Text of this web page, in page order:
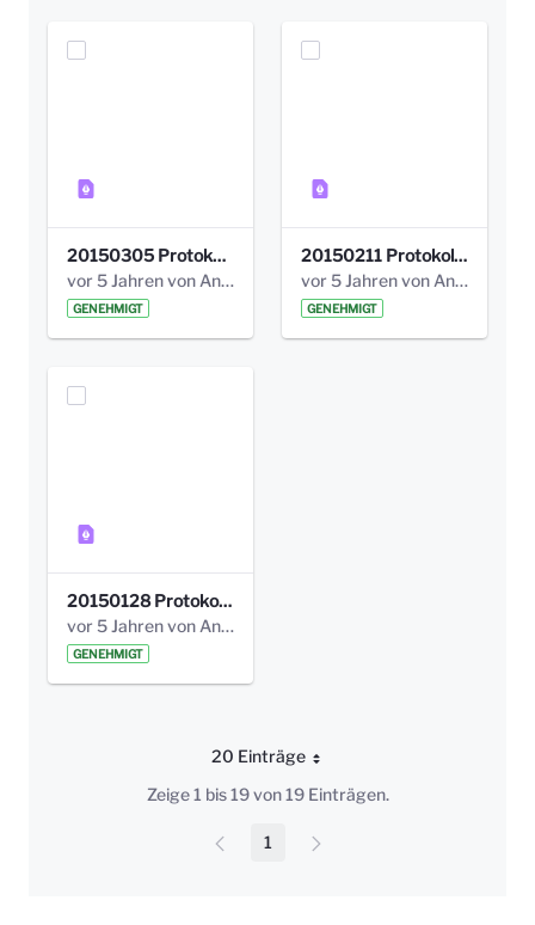
20150305 Protokoll Bismarckplatz _UrbanG_01.pdf
vor 5 Jahren von Anni Schlumberger
GENEHMIGT
20150211 Protokoll Bismarckplatz_Jugend_02b.pdf
vor 5 Jahren von Anni Schlumberger
GENEHMIGT
20150128 Protokoll Bismarckplatz_Jugend_01.pdf
vor 5 Jahren von Anni Schlumberger
GENEHMIGT
20 Einträge
Pro Seite
Zeige 1 bis 19 von 19 Einträgen.
Seite
1